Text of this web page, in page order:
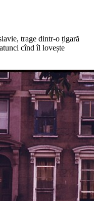
trage dintr-o țigară
cînd îl lovește